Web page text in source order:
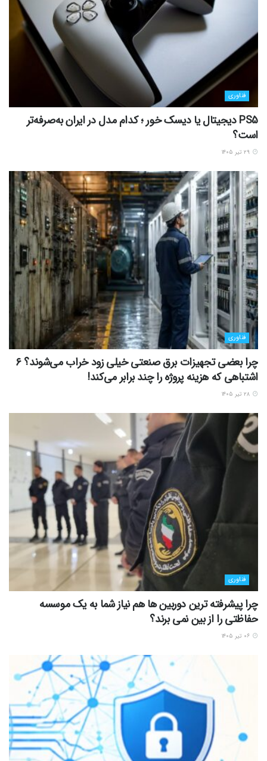
فناوری
PS5 دیجیتال یا دیسک خور ؛ کدام مدل در ایران به‌صرفه‌تر
است؟
فناوری
چرا بعضی تجهیزات برق صنعتی خیلی زود خراب می‌شوند؟ ۶
اشتباهی که هزینه پروژه را چند برابر می‌کند!
فناوری
چرا پیشرفته ترین دوربین ها هم نیاز شما به یک موسسه
حفاظتی را از بین نمی برند؟